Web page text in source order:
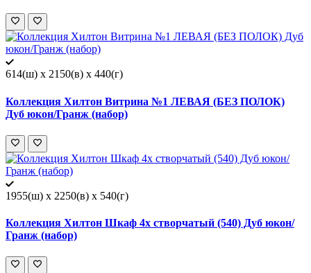
614(ш) x 2150(в) x 440(г)
Коллекция Хилтон Витрина №1 ЛЕВАЯ (БЕЗ ПОЛОК)
Дуб юкон/Гранж (набор)
1955(ш) x 2250(в) x 540(г)
Коллекция Хилтон Шкаф 4х створчатый (540) Дуб юкон/
Гранж (набор)